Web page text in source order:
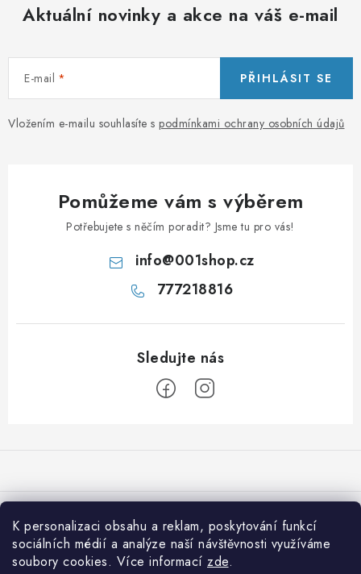
K personalizaci obsahu a reklam, poskytování funkcí
sociálních médií a analýze naší návštěvnosti využíváme
soubory cookies. Více informací zde.
Aktuální novinky a akce na váš e-mail
E-mail
Vložením e-mailu souhlasíte s podmínkami ochrany osobních údajů
PŘIHLÁSIT SE
Pomůžeme vám s výběrem
Potřebujete s něčím poradit? Jsme tu pro vás!
info@001shop.cz
777218816
a
Co je nového na 001shop